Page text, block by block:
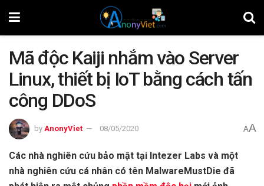
Mã độc Kaiji nhắm vào Server
Linux, thiết bị IoT bằng cách tấn
công DDoS
by AnonyViet 08/05/2020 AA
Các nhà nghiên cứu bảo mật tại Intezer Labs và một
nhà nghiên cứu cá nhân có tên MalwareMustDie đã